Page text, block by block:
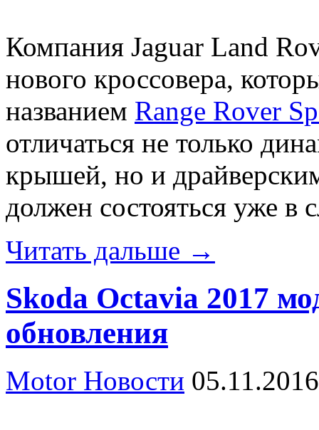
Компания Jaguar Land
нового кроссовера,
названием Range Rover
отличаться не только
крышей, но и
должен состояться уже в
Читать дальше →
Skoda Octavia 2017
обновления
Motor Новости 05.11.2016